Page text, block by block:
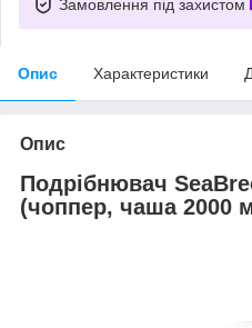
Замовлення під захистом
Опис Характеристики
Опис
Подрібнювач
(чоппер, чаша 2000